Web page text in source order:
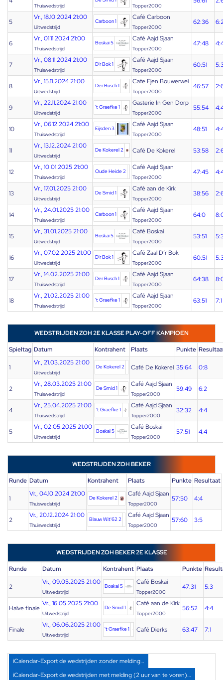
Thuiswedstrijd
Topper2000
5
Vr., 18.10.2024 21:00
Uitwedstrijd
Carboon 1
Café Carboon
Topper2000
62:36
6
Vr., 01.11.2024 21:00
Thuiswedstrijd
Boskai 5
Café Aajd Sjaan
Topper2000
47:48
7
Vr., 08.11.2024 21:00
Thuiswedstrijd
D'r Bok 1
Café Aajd Sjaan
Topper2000
60:51
8
Vr., 15.11.2024 21:00
Uitwedstrijd
Der Busch 1
Cafe Ejen Bouwerwei
Topper2000
46:57
9
Vr., 22.11.2024 21:00
Uitwedstrijd
't Graefke 1
Gasterie In Gen Dorp
Topper2000
55:54
10
Vr., 06.12.2024 21:00
Thuiswedstrijd
Eijsden 3
Café Aajd Sjaan
Topper2000
48:51
11
Vr., 13.12.2024 21:00
Uitwedstrijd
De Kokerel 2 Café De Kokerel 53:58
12
Vr., 10.01.2025 21:00
Thuiswedstrijd
Oude Heide 2
Café Aajd Sjaan
Topper2000
47:45
13
Vr., 17.01.2025 21:00
Uitwedstrijd
De Smid 1
Café aan de Kirk
Topper2000
38:56
14
Vr., 24.01.2025 21:00
Thuiswedstrijd
Carboon 1
Café Aajd Sjaan
Topper2000
64:0
15
Vr., 31.01.2025 21:00
Uitwedstrijd
Boskai 5
Café Boskai
Topper2000
53:51
16
Vr., 07.02.2025 21:00
Uitwedstrijd
D'r Bok 1
Café Zaal D’r Bok
Topper2000
60:51
17
Vr., 14.02.2025 21:00
Thuiswedstrijd
Der Busch 1
Café Aajd Sjaan
Topper2000
64:38
18
Vr., 21.02.2025 21:00
Thuiswedstrijd
't Graefke 1
Café Aajd Sjaan
Topper2000
63:51 7:1
WEDSTRIJDEN ZOH 2E KLASSE PLAY-OFF KAMPIOEN
Spieltag Datum Kontrahent Plaats Punkte
1
Vr., 21.03.2025 21:00
Uitwedstrijd
De Kokerel 2 Café De Kokerel 35:64 0:8
2
Vr., 28.03.2025 21:00
Thuiswedstrijd
De Smid 1
Café Aajd Sjaan
Topper2000
59:49 6:2
4
Vr., 25.04.2025 21:00
Thuiswedstrijd
't Graefke 1
Café Aajd Sjaan
Topper2000
32:32 4:4
5
Vr., 02.05.2025 21:00
Uitwedstrijd
Boskai 5
Café Boskai
Topper2000
57:51 4:4
WEDSTRIJDEN ZOH BEKER
Runde Datum Kontrahent Plaats Punkte Resultaat
1
Vr., 04.10.2024 21:00
Thuiswedstrijd
De Kokerel 2
Café Aajd Sjaan
Topper2000
57:50 4:4
2
Vr., 20.12.2024 21:00
Thuiswedstrijd
Blauw Wit'62 2
Café Aajd Sjaan
Topper2000
57:60 3:5
WEDSTRIJDEN ZOH BEKER 2E KLASSE
Runde Datum Kontrahent Plaats Punkte
2
Vr., 09.05.2025 21:00
Uitwedstrijd
Boskai 5
Café Boskai
Topper2000
47:31 5:3
Halve finale
Vr., 16.05.2025 21:00
Uitwedstrijd
De Smid 1
Café aan de Kirk
Topper2000
56:52 4:4
Finale
Vr., 06.06.2025 21:00
Uitwedstrijd
't Graefke 1 Café Dierks 63:47 7:1
iCalendar-Export de wedstrijden zonder melding…
iCalendar-Export de wedstrijden met melding (2 uur van te voren)…